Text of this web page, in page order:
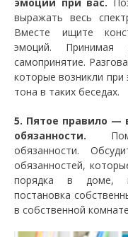
выражать весь
Вместе ищите
эмоций.
самопринятие.
которые возникли при
тона в таких беседах.
5. Пятое правило —
обязанности.
обязанности.
обязанностей,
порядка в доме,
постановка
в собственной